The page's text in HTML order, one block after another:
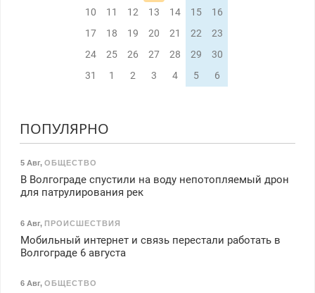
10
11 12 13 14 15
16
17
18 19 20 21 22
23
24
25 26 27 28 29
30
31
1 2 3 4 5 6
ПОПУЛЯРНО
5 Авг, ОБЩЕСТВО
В Волгограде спустили на воду непотопляемый дрон
для патрулирования рек
6 Авг, ПРОИСШЕСТВИЯ
Мобильный интернет и связь перестали работать в
Волгограде 6 августа
6 Авг, ОБЩЕСТВО